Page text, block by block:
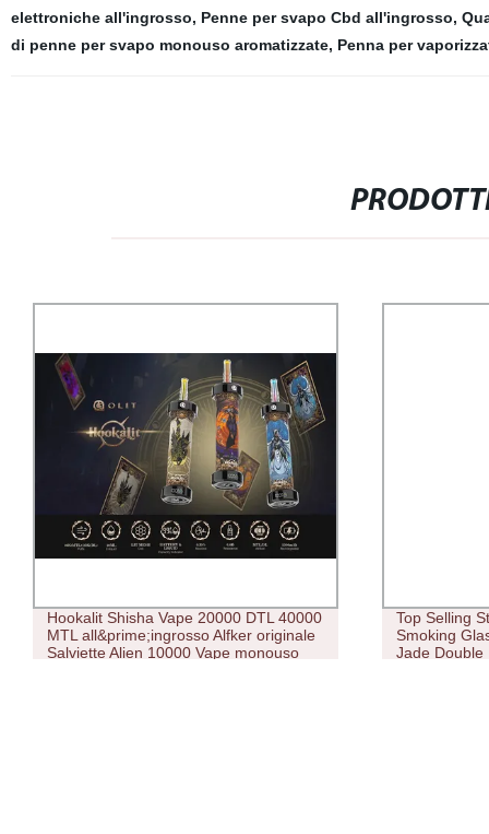
elettroniche all'ingrosso, Penne per svapo Cbd all'ingrosso,
di penne per svapo monouso aromatizzate, Penna per
Top Selling Straight Cream Tube
Smoking Glass Pipe Hbking 420 White
Jade Double Honeycomb Disc Smoking
Distributori
liquido
schermo